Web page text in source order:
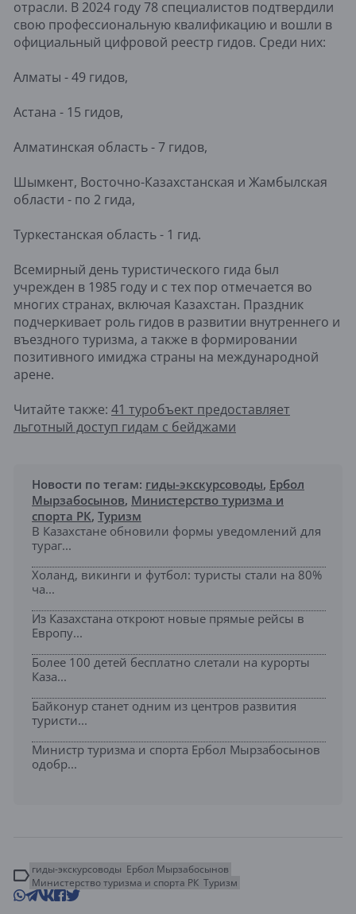
отрасли. В 2024 году 78 специалистов подтвердили
свою профессиональную квалификацию и вошли в
официальный цифровой реестр гидов. Среди них:
Алматы - 49 гидов,
Астана - 15 гидов,
Алматинская область - 7 гидов,
Шымкент, Восточно-Казахстанская и Жамбылская
области - по 2 гида,
Туркестанская область - 1 гид.
Всемирный день туристического гида был
учрежден в 1985 году и с тех пор отмечается во
многих странах, включая Казахстан. Праздник
подчеркивает роль гидов в развитии внутреннего и
въездного туризма, а также в формировании
позитивного имиджа страны на международной
арене.
Читайте также: 41 туробъект предоставляет
льготный доступ гидам с бейджами
Новости по тегам: гиды-экскурсоводы, Ербол
Мырзабосынов, Министерство туризма и
спорта РК, Туризм
В Казахстане обновили формы уведомлений для
тураг...
Холанд, викинги и футбол: туристы стали на 80%
ча...
Из Казахстана откроют новые прямые рейсы в
Европу...
Более 100 детей бесплатно слетали на курорты
Каза...
Байконур станет одним из центров развития
туристи...
Министр туризма и спорта Ербол Мырзабосынов
одобр...
гиды-экскурсоводы Ербол Мырзабосынов
Министерство туризма и спорта РК Туризм